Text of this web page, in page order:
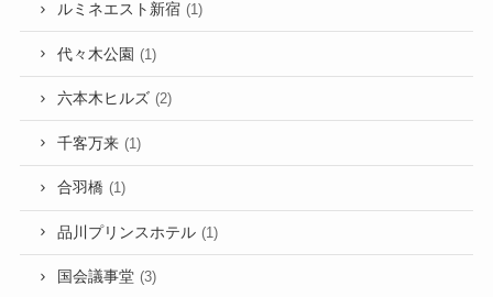
ルミネエスト新宿 (1)
代々木公園 (1)
六本木ヒルズ (2)
千客万来 (1)
合羽橋 (1)
品川プリンスホテル (1)
国会議事堂 (3)